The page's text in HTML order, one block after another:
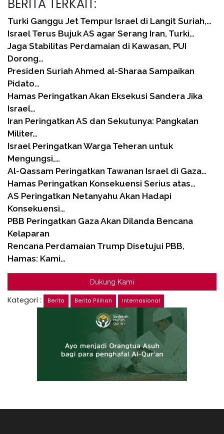
BERITA TERKAIT:
Turki Ganggu Jet Tempur Israel di Langit Suriah,…
Israel Terus Bujuk AS agar Serang Iran, Turki…
Jaga Stabilitas Perdamaian di Kawasan, PUI
Dorong…
Presiden Suriah Ahmed al-Sharaa Sampaikan
Pidato…
Hamas Peringatkan Akan Eksekusi Sandera Jika
Israel…
Iran Peringatkan AS dan Sekutunya: Pangkalan
Militer…
Israel Peringatkan Warga Teheran untuk
Mengungsi,…
Al-Qassam Peringatkan Tawanan Israel di Gaza…
Hamas Peringatkan Konsekuensi Serius atas…
AS Peringatkan Netanyahu Akan Hadapi
Konsekuensi…
PBB Peringatkan Gaza Akan Dilanda Bencana
Kelaparan
Rencana Perdamaian Trump Disetujui PBB,
Hamas: Kami…
Dukung Kami
Kategori : Berita Berita Pilihan Internasional